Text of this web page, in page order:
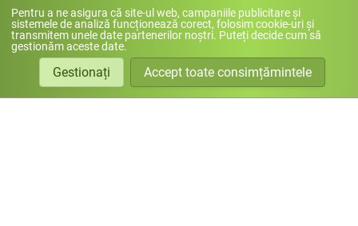
Paleta de culori pentru lemn
Înlocuitori ai lemnului
Îngrijirea lemnului
Paleta de culori pentru beton
ZANO © 2026
toate drepturile rezervate
harta site-ului
Pentru a ne asigura că site-ul web, campaniile publicitare și
sistemele de analiză funcționează corect, folosim cookie-uri și
transmitem unele date partenerilor noștri. Puteți decide cum să
gestionăm aceste date.
Gestionați Accept toate consimțămintele